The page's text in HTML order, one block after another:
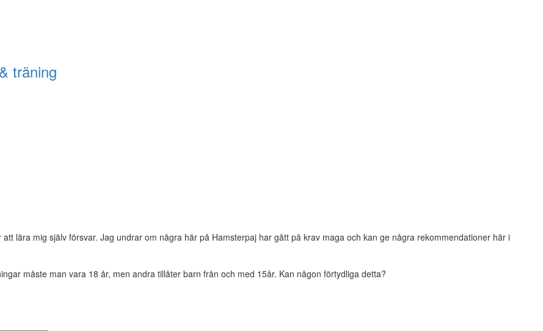
träning
lära mig själv försvar. Jag undrar om några här på Hamsterpaj har gått på krav maga och kan ge några rekommendationer här i
måste man vara 18 år, men andra tillåter barn från och med 15år. Kan någon förtydliga detta?